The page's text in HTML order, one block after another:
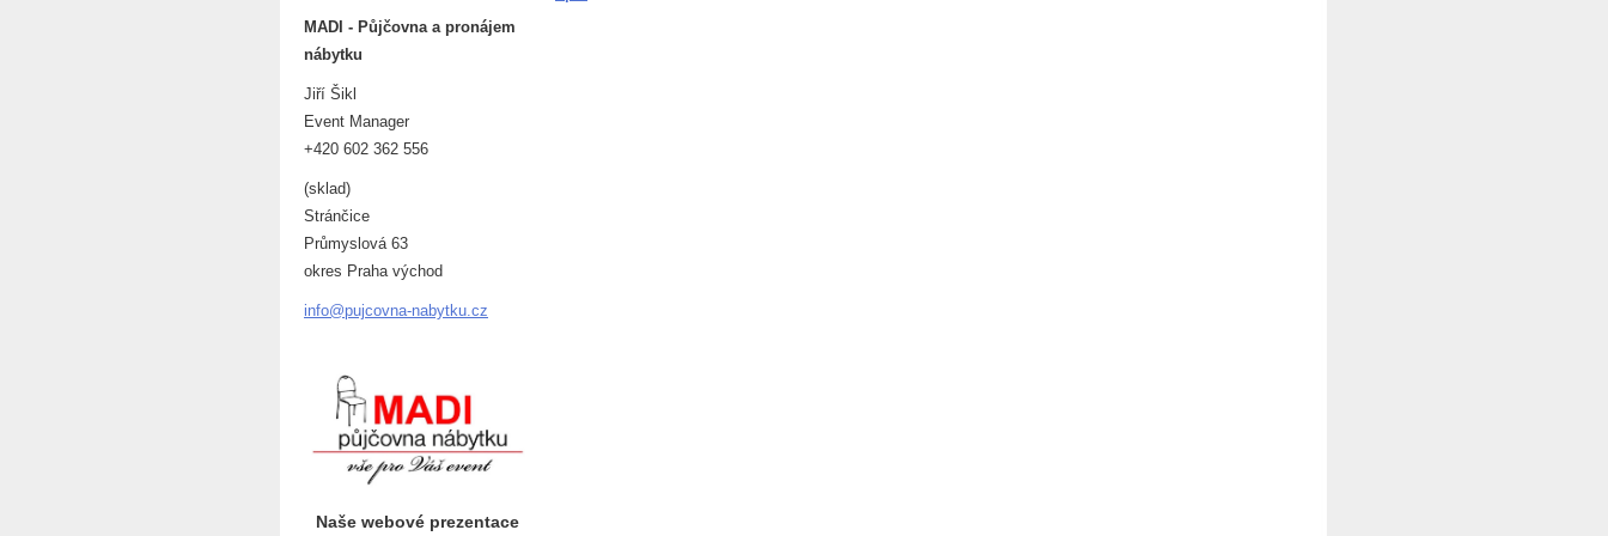
MADI - Půjčovna a pronájem
nábytku
Jiří Šikl
Event Manager
+420 602 362 556
(sklad)
Stránčice
Průmyslová 63
okres Praha východ
info@pujcovna-nabytku.cz
Naše webové prezentace